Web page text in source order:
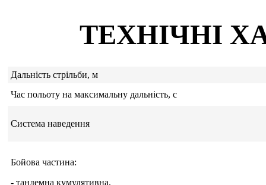
ТЕХНІЧНІ
Дальність стрільби, м
Час польоту на максимальну дальність, с
Система наведення
Бойова частина:
- тандемна кумулятивна,